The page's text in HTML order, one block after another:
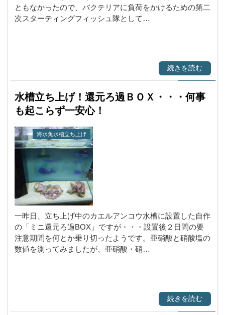
ともなかったので、バクテリアに負荷をかけるための第二
次スターティングフィッシュ隊として…
続きを読む
水槽立ち上げ！還元ろ過ＢＯＸ・・・何事
も起こらず一安心！
海水魚水槽立ち上げ
一昨日、立ち上げ中のカエルアンコウ水槽に設置した自作
の「ミニ還元ろ過BOX」ですが・・・設置後２日間の要
注意期間を何とか乗り切ったようです。亜硝酸と硝酸塩の
数値を測ってみましたが、亜硝酸・硝…
続きを読む